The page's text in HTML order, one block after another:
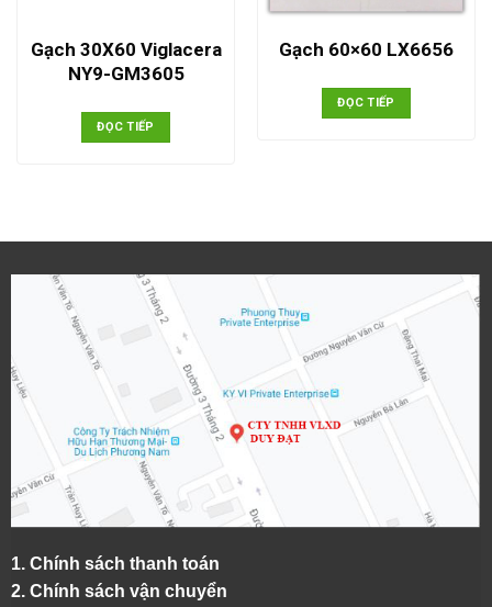
Gạch 30X60 Viglacera
NY9-GM3605
ĐỌC TIẾP
Gạch 60×60 LX6656
ĐỌC TIẾP
1. Chính sách thanh toán
2. Chính sách vận chuyển